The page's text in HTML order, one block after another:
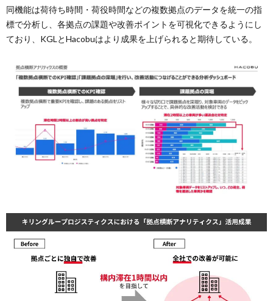
同機能は荷待ち時間・荷役時間などの複数拠点のデータを統一の指
標で分析し、各拠点の課題や改善ポイントを可視化できるようにし
ており、KGLとHacobuはより成果を上げられると期待している。